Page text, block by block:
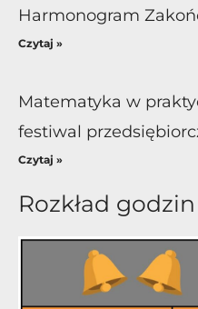
Harmonogram
Czytaj »
Matematyka w
festiwal
Czytaj »
Rozkład